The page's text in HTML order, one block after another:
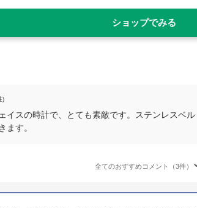
ショップでみる
)
イスの時計で、とても素敵です。ステンレスベ
ます。
全てのおすすめコメント（3件）